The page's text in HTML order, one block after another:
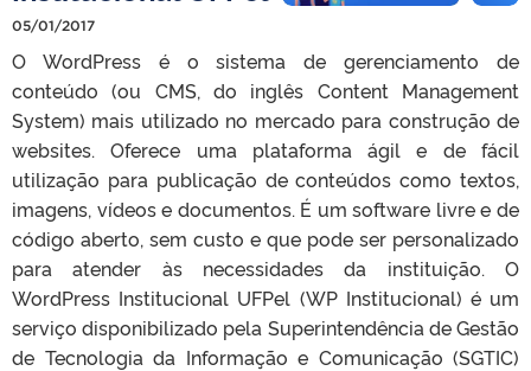
05/01/2017
O WordPress é o sistema de gerenciamento de
conteúdo (ou CMS, do inglês Content Management
System) mais utilizado no mercado para construção de
websites. Oferece uma plataforma ágil e de fácil
utilização para publicação de conteúdos como textos,
imagens, vídeos e documentos. É um software livre e de
código aberto, sem custo e que pode ser personalizado
para atender às necessidades da instituição. O
WordPress Institucional UFPel (WP Institucional) é um
serviço disponibilizado pela Superintendência de Gestão
de Tecnologia da Informação e Comunicação (SGTIC)